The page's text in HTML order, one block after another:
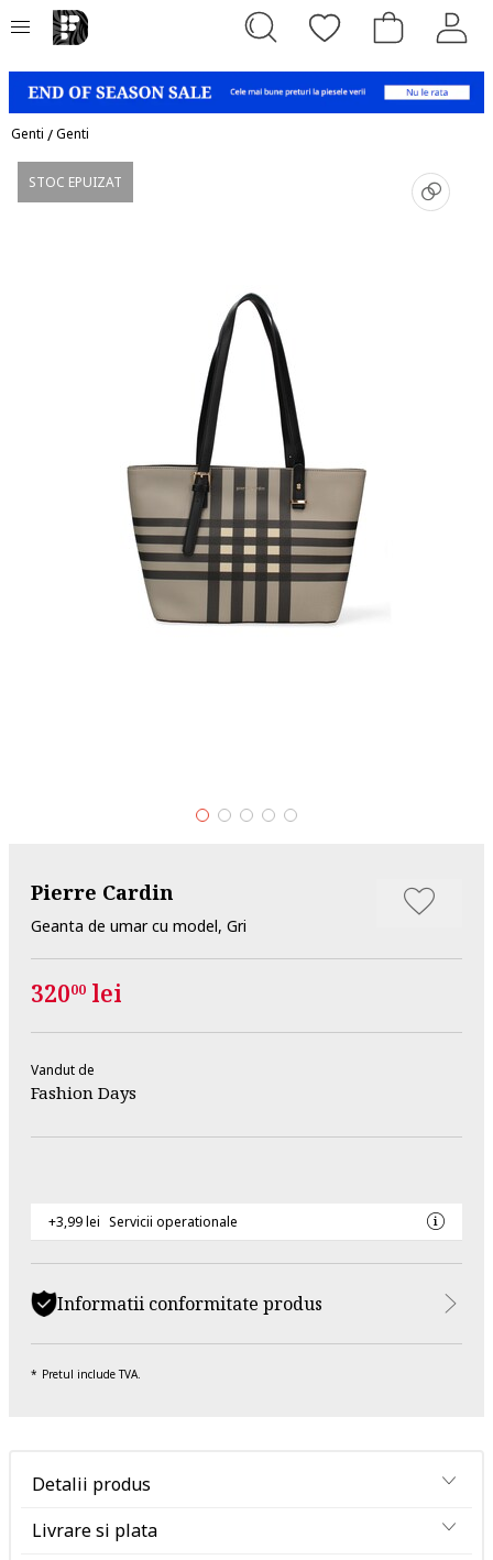
Genti /Genti
STOC EPUIZAT
Pierre Cardin
Geanta de umar cu model, Gri
32000 lei
Vandut de
Fashion Days
+3,99 lei Servicii operationale
Informatii conformitate produs
Pretul include TVA.
Detalii produs
Livrare si plata